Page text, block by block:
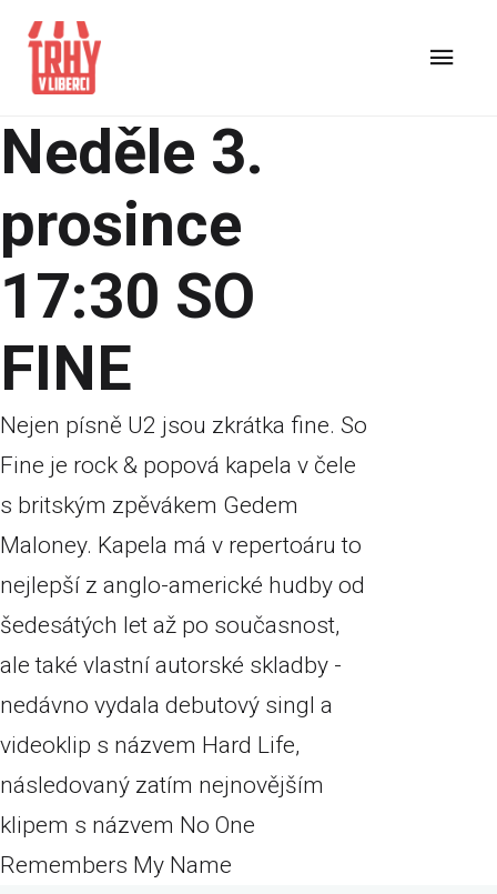
Neděle 3.
prosince
17:30 SO
FINE
Nejen písně U2 jsou zkrátka fine. So
Fine je rock & popová kapela v čele
s britským zpěvákem Gedem
Maloney. Kapela má v repertoáru to
nejlepší z anglo-americké hudby od
šedesátých let až po současnost,
ale také vlastní autorské skladby -
nedávno vydala debutový singl a
videoklip s názvem Hard Life,
následovaný zatím nejnovějším
klipem s názvem No One
Remembers My Name